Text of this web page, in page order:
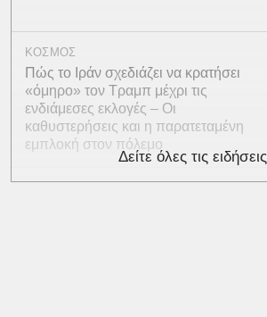
ΚΟΣΜΟΣ
Πώς το Ιράν σχεδιάζει να κρατήσει
«όμηρο» τον Τραμπ μέχρι τις
ενδιάμεσες εκλογές – Οι
καθυστερήσεις και η παρατεταμένη
εμπλοκή στον πόλεμο
Δείτε όλες τις ειδήσεις